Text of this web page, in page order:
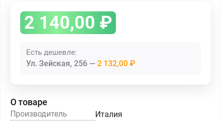
2 140,00 ₽
Есть дешевле:
Ул. Зейская, 256 2 132,00 ₽
О товаре
Производитель
Италия